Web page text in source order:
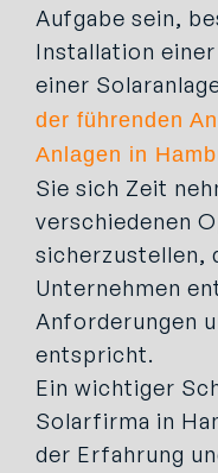
Aufgabe sein,
Installation
einer
der führenden
Anlagen in
Sie sich Zeit
verschiedenen
sicherzustellen,
Unternehmen
Anforderungen
entspricht.
Ein wichtiger
Solarfirma in
der Erfahrung